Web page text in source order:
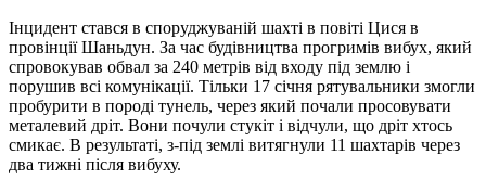
Інцидент стався в споруджуваній шахті в повіті Цися в
провінції Шаньдун. За час будівництва прогримів вибух, який
спровокував обвал за 240 метрів від входу під землю і
порушив всі комунікації. Тільки 17 січня рятувальники змогли
пробурити в породі тунель, через який почали просовувати
металевий дріт. Вони почули стукіт і відчули, що дріт хтось
смикає. В результаті, з-під землі витягнули 11 шахтарів через
два тижні після вибуху.